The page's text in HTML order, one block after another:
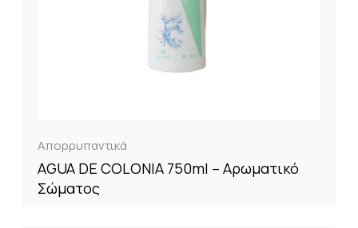
Απορρυπαντικά
AGUA DE COLONIA 750ml – Αρωματικό
Σώματος